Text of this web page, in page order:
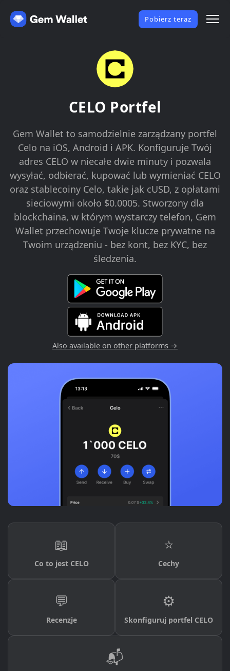
Pobierz teraz
CELO Portfel
Gem Wallet to samodzielnie zarządzany portfel
Celo na iOS, Android i APK. Konfiguruje Twój
adres CELO w niecałe dwie minuty i pozwala
wysyłać, odbierać, kupować lub wymieniać CELO
oraz stablecoiny Celo, takie jak cUSD, z opłatami
sieciowymi około $0.0005. Stworzony dla
blockchaina, w którym wystarczy telefon, Gem
Wallet przechowuje Twoje klucze prywatne na
Twoim urządzeniu - bez kont, bez KYC, bez
śledzenia.
Also available on other platforms →
📖
Co to jest CELO
⭐
Cechy
💬
Recenzje
⚙️
Skonfiguruj portfel CELO
📬